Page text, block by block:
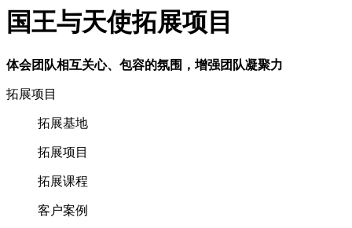
国王与天使拓展项目
体会团队相互关心、包容的氛围，增强团队凝聚力
拓展项目
拓展基地
拓展项目
拓展课程
客户案例